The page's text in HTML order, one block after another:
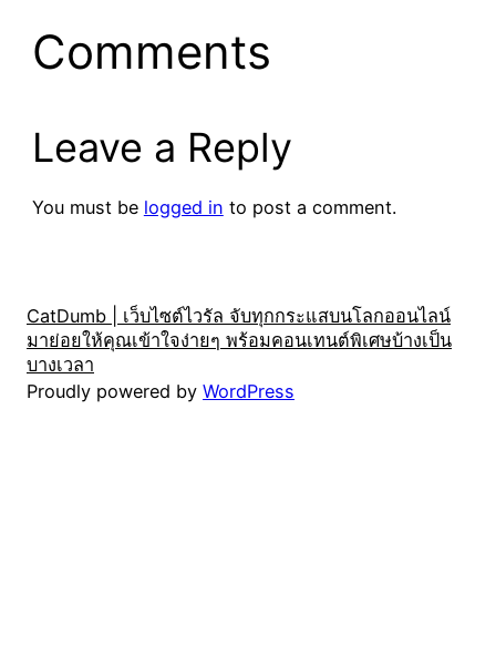
Comments
Leave a Reply
You must be logged in to post a comment.
CatDumb | เว็บไซต์ไวรัล จับทุกกระแสบนโลกออนไลน์
มาย่อยให้คุณเข้าใจง่ายๆ พร้อมคอนเทนต์พิเศษบ้างเป็น
บางเวลา
Proudly powered by WordPress